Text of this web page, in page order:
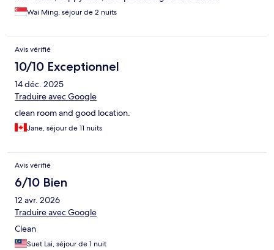
Wai Ming, séjour de 2 nuits
Avis vérifié
10/10 Exceptionnel
14 déc. 2025
Traduire avec Google
clean room and good location.
Jane, séjour de 11 nuits
Avis vérifié
6/10 Bien
12 avr. 2026
Traduire avec Google
Clean
Suet Lai, séjour de 1 nuit